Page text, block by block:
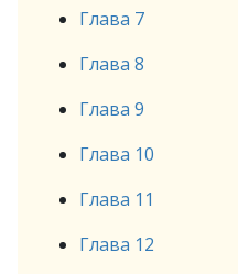
Глава 7
Глава 8
Глава 9
Глава 10
Глава 11
Глава 12